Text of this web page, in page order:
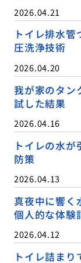
2026.04.21
トイレ排水
圧洗浄技術
2026.04.20
我が家のタン
試した結果
2026.04.16
トイレの水
防策
2026.04.13
真夜中に響く
個人的な体験
2026.04.12
トイレ詰ま